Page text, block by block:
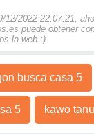
12/2022 22:07:21,
puede obtener
la web :)
busca casa 5
5 kawo